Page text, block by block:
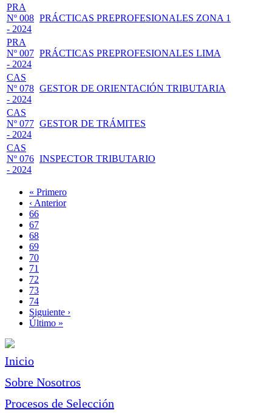
PRA
Nº 008
- 2024
PRÁCTICAS PREPROFESIONALES ZONA 1
PRA
Nº 007
- 2024
PRÁCTICAS PREPROFESIONALES LIMA
CAS
Nº 078
- 2024
GESTOR DE ORIENTACIÓN TRIBUTARIA
CAS
Nº 077
- 2024
GESTOR DE TRÁMITES
CAS
Nº 076
- 2024
INSPECTOR TRIBUTARIO
Paginación
Primera
página
« Primero
Página
anterior
‹ Anterior
Page
66
Page
67
Page
68
Page
69
Página
actual
70
Page
71
Page
72
Page
73
Page
74
Siguiente
página
Siguiente ›
Última
Último »
Inicio
Sobre Nosotros
Procesos de Selección